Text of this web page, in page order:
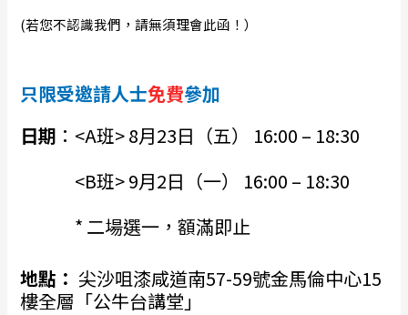
(若您不認識我們，請無須理會此函！）
只限受邀請人士免費參加
日期 ：<A班> 8月23日（五） 16:00 – 18:30
<B班> 9月2日（一） 16:00 – 18:30
* 二場選一，額滿即止
地點： 尖沙咀漆咸道南57-59號金馬倫中心15
樓全層「公牛台講堂」